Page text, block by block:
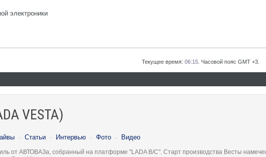
электроники
Текущее время: 06:15 . Часовой пояс GMT +3.
VESTA)
· Статьи · Интервью · Фото · Видео
от АВТОВАЗа, собранный на платформе "LADA B/C". Старт производства Весты